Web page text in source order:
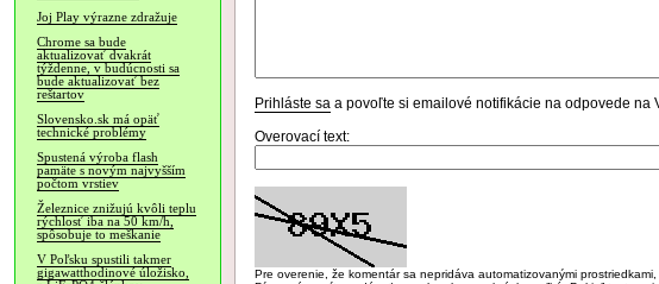
Joj Play výrazne zdražuje
Chrome sa bude
aktualizovať dvakrát
týždenne, v budúcnosti sa
bude aktualizovať bez
reštartov
Slovensko.sk má opäť
technické problémy
Spustená výroba flash
pamäte s novým najvyšším
počtom vrstiev
Železnice znižujú kvôli teplu
rýchlosť iba na 50 km/h,
spôsobuje to meškanie
V Poľsku spustili takmer
gigawatthodinové úložisko,
Prihláste sa a povoľte si emailové notifikácie na odpovede na
Overovací text:
Pre overenie, že komentár sa nepridáva automatizovanými